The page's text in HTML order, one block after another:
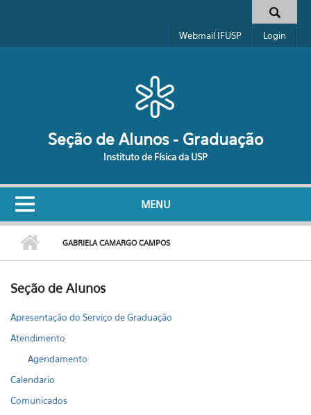
Formulário de busca
Webmail IFUSP Login
Seção de Alunos - Graduação
Instituto de Física da USP
MENU
GABRIELA CAMARGO CAMPOS
Seção de Alunos
Apresentação do Serviço de Graduação
Atendimento
Agendamento
Calendario
Comunicados